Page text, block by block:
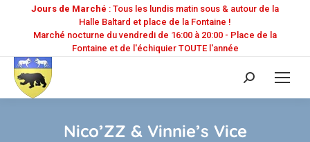
Jours de Marché : Tous les lundis matin sous & autour de la
Halle Baltard et place de la Fontaine !
Marché nocturne du vendredi de 16:00 à 20:00 - Place de la
Fontaine et de l'échiquier TOUTE l'année
Recherche
:
Nico’ZZ & Vinnie’s Vice